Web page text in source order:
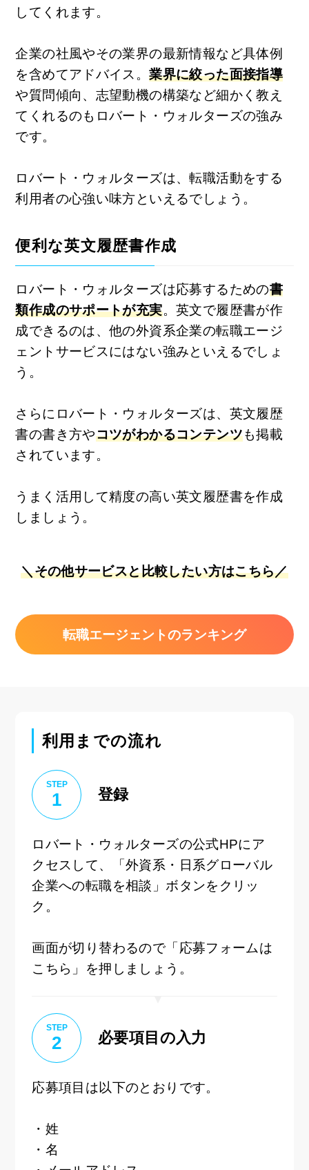
してくれます。
企業の社風やその業界の最新情報など具体例
を含めてアドバイス。業界に絞った面接指導
や質問傾向、志望動機の構築など細かく教え
てくれるのもロバート・ウォルターズの強み
です。
ロバート・ウォルターズは、転職活動をする
利用者の心強い味方といえるでしょう。
便利な英文履歴書作成
ロバート・ウォルターズは応募するための書
類作成のサポートが充実。英文で履歴書が作
成できるのは、他の外資系企業の転職エージ
ェントサービスにはない強みといえるでしょ
う。
さらにロバート・ウォルターズは、英文履歴
書の書き方やコツがわかるコンテンツも掲載
されています。
うまく活用して精度の高い英文履歴書を作成
しましょう。
＼その他サービスと比較したい方はこちら／
転職エージェントのランキング
利用までの流れ
STEP
1 登録
ロバート・ウォルターズの公式HPにア
クセスして、「外資系・日系グローバル
企業への転職を相談」ボタンをクリッ
ク。
画面が切り替わるので「応募フォームは
こちら」を押しましょう。
STEP
2 必要項目の入力
応募項目は以下のとおりです。
・姓
・名